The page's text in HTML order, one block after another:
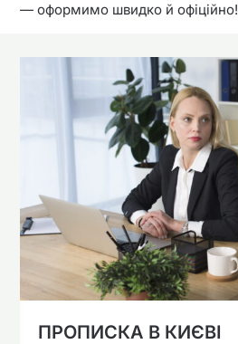
— оформимо швидко й офіційно!
ПРОПИСКА В КИЄВІ